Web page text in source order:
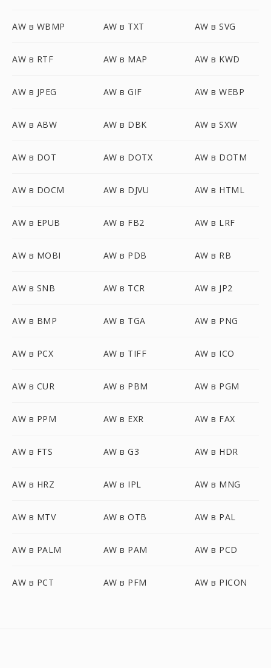
AW в WBMP AW в TXT AW в SVG
AW в RTF AW в MAP AW в KWD
AW в JPEG AW в GIF AW в WEBP
AW в ABW AW в DBK AW в SXW
AW в DOT AW в DOTX AW в DOTM
AW в DOCM AW в DJVU AW в HTML
AW в EPUB AW в FB2 AW в LRF
AW в MOBI AW в PDB AW в RB
AW в SNB AW в TCR AW в JP2
AW в BMP AW в TGA AW в PNG
AW в PCX AW в TIFF AW в ICO
AW в CUR AW в PBM AW в PGM
AW в PPM AW в EXR AW в FAX
AW в FTS AW в G3 AW в HDR
AW в HRZ AW в IPL AW в MNG
AW в MTV AW в OTB AW в PAL
AW в PALM AW в PAM AW в PCD
AW в PCT AW в PFM AW в PICON